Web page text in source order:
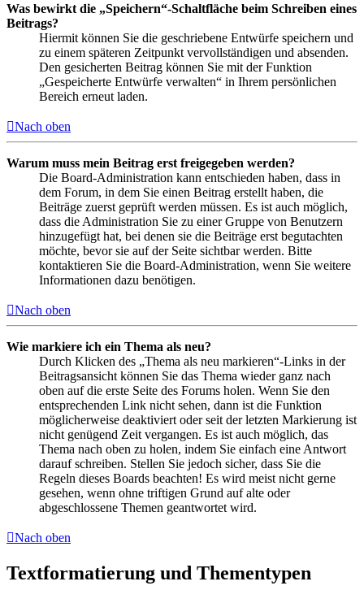
Was bewirkt die „Speichern“-Schaltfläche beim Schreiben eines
Beitrags?
Hiermit können Sie die geschriebene Entwürfe speichern und
zu einem späteren Zeitpunkt vervollständigen und absenden.
Den gesicherten Beitrag können Sie mit der Funktion
„Gespeicherte Entwürfe verwalten“ in Ihrem persönlichen
Bereich erneut laden.
Nach oben
Warum muss mein Beitrag erst freigegeben werden?
Die Board-Administration kann entschieden haben, dass in
dem Forum, in dem Sie einen Beitrag erstellt haben, die
Beiträge zuerst geprüft werden müssen. Es ist auch möglich,
dass die Administration Sie zu einer Gruppe von Benutzern
hinzugefügt hat, bei denen sie die Beiträge erst begutachten
möchte, bevor sie auf der Seite sichtbar werden. Bitte
kontaktieren Sie die Board-Administration, wenn Sie weitere
Informationen dazu benötigen.
Nach oben
Wie markiere ich ein Thema als neu?
Durch Klicken des „Thema als neu markieren“-Links in der
Beitragsansicht können Sie das Thema wieder ganz nach
oben auf die erste Seite des Forums holen. Wenn Sie den
entsprechenden Link nicht sehen, dann ist die Funktion
möglicherweise deaktiviert oder seit der letzten Markierung ist
nicht genügend Zeit vergangen. Es ist auch möglich, das
Thema nach oben zu holen, indem Sie einfach eine Antwort
darauf schreiben. Stellen Sie jedoch sicher, dass Sie die
Regeln dieses Boards beachten! Es wird meist nicht gerne
gesehen, wenn ohne triftigen Grund auf alte oder
abgeschlossene Themen geantwortet wird.
Nach oben
Textformatierung und Thementypen